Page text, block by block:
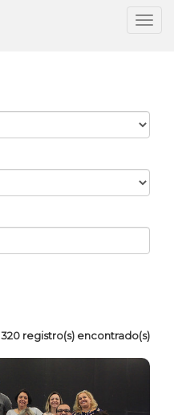
320 registro(s) encontrado(s)